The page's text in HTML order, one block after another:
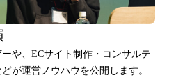
や、ECサイト制作・コンサルテ
が運営ノウハウを公開します。